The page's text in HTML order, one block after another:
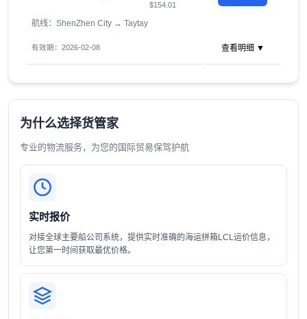
$154.01
航线：ShenZhen City → Taytay
有效期：2026-02-08 查看明细 ▼
为什么选择货管家
专业的物流服务，为您的国际贸易保驾护航
实时报价
对接全球主要船公司系统，提供实时准确的海运拼箱LCL运价信息，
让您第一时间获取最优价格。